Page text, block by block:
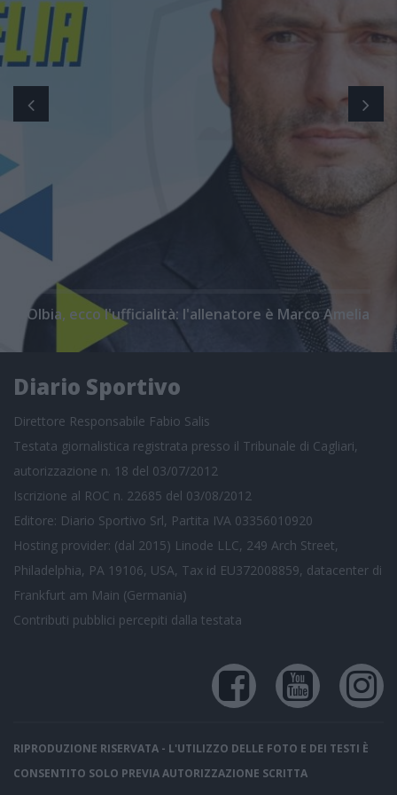
Olbia, ecco l'ufficialità: l'allenatore è Marco Amelia
Diario Sportivo
Direttore Responsabile Fabio Salis
Testata giornalistica registrata presso il Tribunale di Cagliari,
autorizzazione n. 18 del 03/07/2012
Iscrizione al ROC n. 22685 del 03/08/2012
Editore: Diario Sportivo Srl, Partita IVA 03356010920
Hosting provider: (dal 2015) Linode LLC, 249 Arch Street,
Philadelphia, PA 19106, USA, Tax id EU372008859, datacenter di
Frankfurt am Main (Germania)
Contributi pubblici percepiti dalla testata
RIPRODUZIONE RISERVATA - L'UTILIZZO DELLE FOTO E DEI TESTI È
CONSENTITO SOLO PREVIA AUTORIZZAZIONE SCRITTA